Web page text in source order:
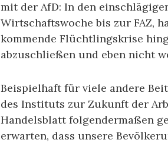
mit der AfD: In den
Wirtschaftswoche bis zur FAZ,
kommende Flüchtlingskrise
abzuschließen und eben nicht
Beispielhaft für viele andere
des Instituts zur Zukunft der
Handelsblatt folgendermaßen
erwarten, dass unsere